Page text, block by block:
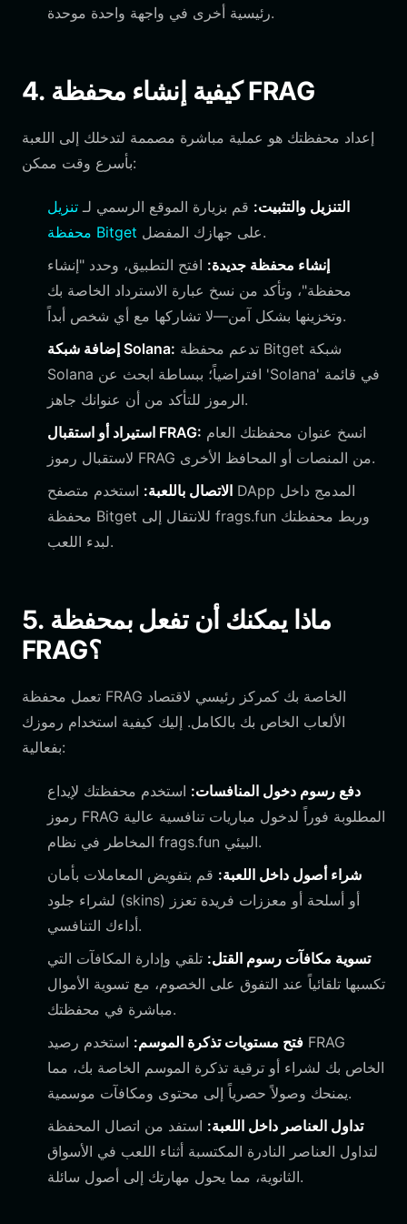
رئيسية أخرى في واجهة واحدة موحدة.
4. كيفية إنشاء محفظة FRAG
إعداد محفظتك هو عملية مباشرة مصممة لتدخلك إلى اللعبة
بأسرع وقت ممكن:
التنزيل والتثبيت: قم بزيارة الموقع الرسمي لـ تنزيل
محفظة Bitget
على جهازك المفضل.
إنشاء محفظة جديدة: افتح التطبيق، وحدد "إنشاء
محفظة"، وتأكد من نسخ عبارة الاسترداد الخاصة بك
وتخزينها بشكل آمن—لا تشاركها مع أي شخص أبداً.
إضافة شبكة Solana:
Solana افتراضياً؛ ببساطة ابحث عن 'Solana' في قائمة
الرموز للتأكد من أن عنوانك جاهز.
استيراد أو استقبال FRAG:
لاستقبال رموز FRAG من المنصات أو المحافظ الأخرى.
الاتصال باللعبة: استخدم متصفح DApp المدمج داخل
محفظة Bitget للانتقال إلى frags.fun وربط محفظتك
لبدء اللعب.
5. ماذا يمكنك أن تفعل بمحفظة
FRAG؟
تعمل محفظة FRAG الخاصة بك كمركز رئيسي لاقتصاد
الألعاب الخاص بك بالكامل. إليك كيفية استخدام رموزك
بفعالية:
دفع رسوم دخول المنافسات: استخدم محفظتك لإيداع
رموز FRAG المطلوبة فوراً لدخول مباريات تنافسية عالية
المخاطر في نظام frags.fun البيئي.
شراء أصول داخل اللعبة: قم بتفويض المعاملات بأمان
لشراء جلود (skins) أو أسلحة أو معززات فريدة تعزز
أداءك التنافسي.
تسوية مكافآت رسوم القتل: تلقي وإدارة المكافآت التي
تكسبها تلقائياً عند التفوق على الخصوم، مع تسوية الأموال
مباشرة في محفظتك.
فتح مستويات تذكرة الموسم: استخدم رصيد FRAG
الخاص بك لشراء أو ترقية تذكرة الموسم الخاصة بك، مما
يمنحك وصولاً حصرياً إلى محتوى ومكافآت موسمية.
تداول العناصر داخل اللعبة: استفد من اتصال المحفظة
لتداول العناصر النادرة المكتسبة أثناء اللعب في الأسواق
الثانوية، مما يحول مهارتك إلى أصول سائلة.